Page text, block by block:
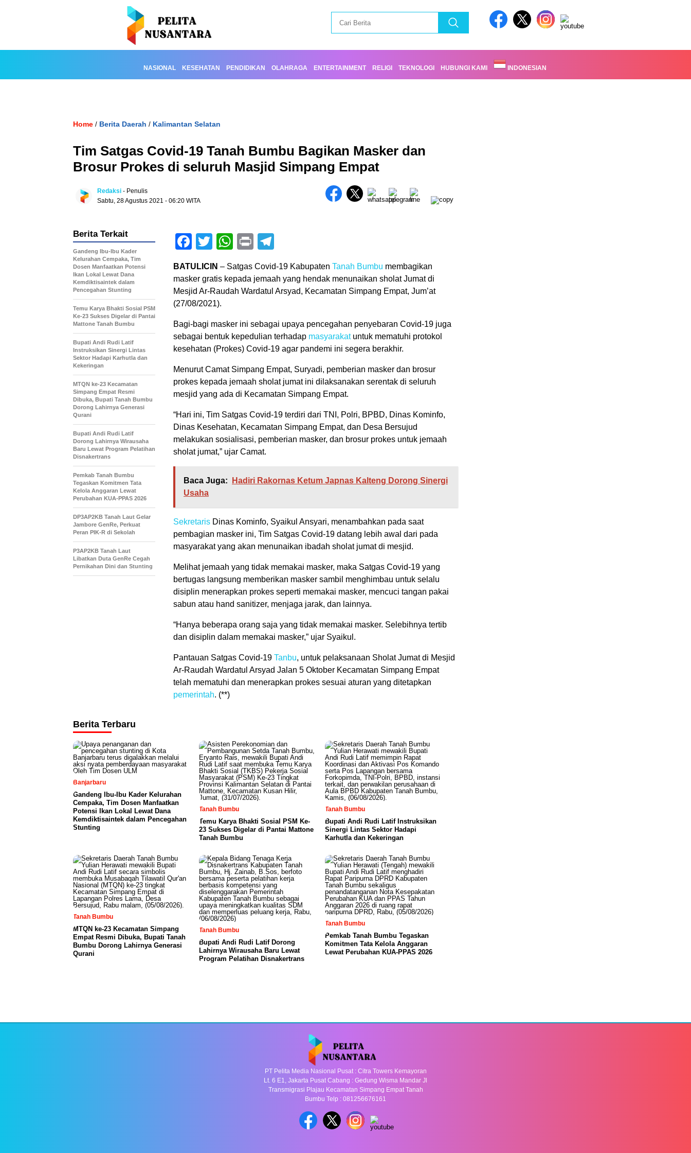
NASIONAL KESEHATAN PENDIDIKAN OLAHRAGA ENTERTAINMENT RELIGI TEKNOLOGI HUBUNGI KAMI INDONESIAN
Home / Berita Daerah / Kalimantan Selatan
Tim Satgas Covid-19 Tanah Bumbu Bagikan Masker dan
Brosur Prokes di seluruh Masjid Simpang Empat
Redaksi - Penulis
Sabtu, 28 Agustus 2021 - 06:20 WITA
Facebook
TwitterWhatsApp
Print
BATULICIN – Satgas Covid-19 Kabupaten Tanah Bumbu membagikan
masker gratis kepada jemaah yang hendak menunaikan sholat Jumat di
Mesjid Ar-Raudah Wardatul Arsyad, Kecamatan Simpang Empat, Jum’at
(27/08/2021).
Bagi-bagi masker ini sebagai upaya pencegahan penyebaran Covid-19 juga
sebagai bentuk kepedulian terhadap masyarakatuntuk mematuhi protokol
kesehatan (Prokes) Covid-19 agar pandemi ini segera berakhir.
Menurut Camat Simpang Empat, Suryadi, pemberian masker dan brosur
prokes kepada jemaah sholat jumat ini dilaksanakan serentak di seluruh
mesjid yang ada di Kecamatan Simpang Empat.
“Hari ini, Tim Satgas Covid-19 terdiri dari TNI, Polri, BPBD, Dinas Kominfo,
Dinas Kesehatan, Kecamatan Simpang Empat, dan Desa Bersujud
melakukan sosialisasi, pemberian masker, dan brosur prokes untuk jemaah
sholat jumat,” ujar Camat.
Baca Juga:
Hadiri Rakornas Ketum Japnas Kalteng Dorong Sinergi
Usaha
Sekretaris Dinas Kominfo, Syaikul Ansyari, menambahkan pada saat
pembagian masker ini, Tim Satgas Covid-19 datang lebih awal dari pada
masyarakat yang akan menunaikan ibadah sholat jumat di mesjid.
Melihat jemaah yang tidak memakai masker, maka Satgas Covid-19 yang
bertugas langsung memberikan masker sambil menghimbau untuk selalu
disiplin menerapkan prokes seperti memakai masker, mencuci tangan pakai
sabun atau hand sanitizer, menjaga jarak, dan lainnya.
“Hanya beberapa orang saja yang tidak memakai masker. Selebihnya tertib
dan disiplin dalam memakai masker,” ujar Syaikul.
Pantauan Satgas Covid-19 Tanbu, untuk pelaksanaan Sholat Jumat di Mesjid
Ar-Raudah Wardatul Arsyad Jalan 5 Oktober Kecamatan Simpang Empat
telah mematuhi dan menerapkan prokes sesuai aturan yang ditetapkan
pemerintah. (**)
Berita Terkait
Gandeng Ibu-Ibu Kader
Kelurahan Cempaka, Tim
Dosen Manfaatkan Potensi
Ikan Lokal Lewat Dana
Kemdiktisaintek dalam
Pencegahan Stunting
Temu Karya Bhakti Sosial PSM
Ke-23 Sukses Digelar di Pantai
Mattone Tanah Bumbu
Bupati Andi Rudi Latif
Instruksikan Sinergi Lintas
Sektor Hadapi Karhutla dan
Kekeringan
MTQN ke-23 Kecamatan
Simpang Empat Resmi
Dibuka, Bupati Tanah Bumbu
Dorong Lahirnya Generasi
Qurani
Bupati Andi Rudi Latif
Dorong Lahirnya Wirausaha
Baru Lewat Program Pelatihan
Disnakertrans
Pemkab Tanah Bumbu
Tegaskan Komitmen Tata
Kelola Anggaran Lewat
Perubahan KUA-PPAS 2026
DP3AP2KB Tanah Laut Gelar
Jambore GenRe, Perkuat
Peran PIK-R di Sekolah
P3AP2KB Tanah Laut
Libatkan Duta GenRe Cegah
Pernikahan Dini dan Stunting
Berita Terbaru
Banjarbaru
Gandeng Ibu-Ibu Kader Kelurahan
Cempaka, Tim Dosen Manfaatkan
Potensi Ikan Lokal Lewat Dana
Kemdiktisaintek dalam Pencegahan
Stunting
Tanah Bumbu
Temu Karya Bhakti Sosial PSM Ke-
23 Sukses Digelar di Pantai Mattone
Tanah Bumbu
Tanah Bumbu
Bupati Andi Rudi Latif Instruksikan
Sinergi Lintas Sektor Hadapi
Karhutla dan Kekeringan
Tanah Bumbu
MTQN ke-23 Kecamatan Simpang
Empat Resmi Dibuka, Bupati Tanah
Bumbu Dorong Lahirnya Generasi
Qurani
Tanah Bumbu
Bupati Andi Rudi Latif Dorong
Lahirnya Wirausaha Baru Lewat
Program Pelatihan Disnakertrans
Tanah Bumbu
Pemkab Tanah Bumbu Tegaskan
Komitmen Tata Kelola Anggaran
Lewat Perubahan KUA-PPAS 2026
PT Pelita Media Nasional Pusat : Citra Towers Kemayoran
Lt. 6 E1, Jakarta Pusat Cabang : Gedung Wisma Mandar Jl
Transmigrasi Plajau Kecamatan Simpang Empat Tanah
Bumbu Telp : 081256676161